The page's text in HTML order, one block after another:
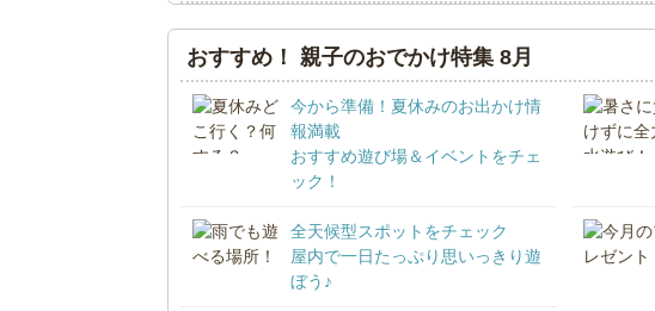
おすすめ！ 親子のおでかけ特集 8月
今から準備！夏休みのお出かけ情
報満載
おすすめ遊び場＆イベントをチェ
ック！
全天候型スポットをチェック
屋内で一日たっぷり思いっきり遊
ぼう♪